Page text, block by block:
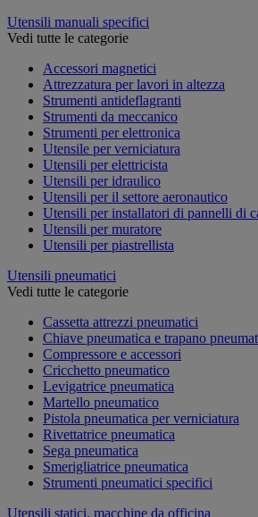
Utensili manuali specifici
Vedi tutte le categorie
Accessori magnetici
Attrezzatura per lavori in altezza
Strumenti antideflagranti
Strumenti da meccanico
Strumenti per elettronica
Utensile per verniciatura
Utensili per elettricista
Utensili per idraulico
Utensili per il settore aeronautico
Utensili per installatori di pannelli di
Utensili per muratore
Utensili per piastrellista
Utensili pneumatici
Vedi tutte le categorie
Cassetta attrezzi pneumatici
Chiave pneumatica e trapano
Compressore e accessori
Cricchetto pneumatico
Levigatrice pneumatica
Martello pneumatico
Pistola pneumatica per verniciatura
Rivettatrice pneumatica
Sega pneumatica
Smerigliatrice pneumatica
Strumenti pneumatici specifici
Utensili statici, macchine da officina